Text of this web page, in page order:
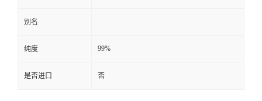
别名
纯度 99%
是否进口 否